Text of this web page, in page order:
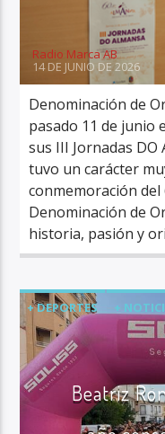
Radio Marca AB
14 DE JUNIO DE 2026
Denominación de
pasado 11 de junio
sus III Jornadas
tuvo un carácter
conmemoración
Denominación de
historia, pasión y
+ DEPORTES +
ÚLTIMA HORA
Beatriz